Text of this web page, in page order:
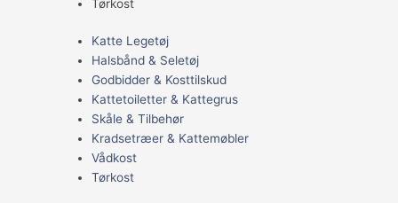
Tørkost
Katte Legetøj
Halsbånd & Seletøj
Godbidder & Kosttilskud
Kattetoiletter & Kattegrus
Skåle & Tilbehør
Kradsetræer & Kattemøbler
Vådkost
Tørkost